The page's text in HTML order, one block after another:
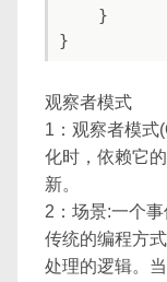
    }
观察者模式
1：观察者模式
化时，依赖它
新。
2：场景:一个
传统的编程方
处理的逻辑。